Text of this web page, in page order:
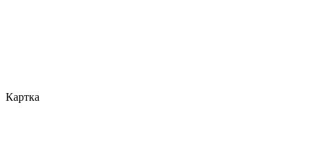
Картка